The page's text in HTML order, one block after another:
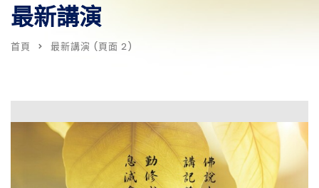
最新講演
首頁 最新講演 (頁面 2)